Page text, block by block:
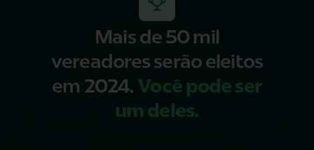
Mais de 50 mil
vereadores serão eleitos
em 2024. Você pode ser
um deles.